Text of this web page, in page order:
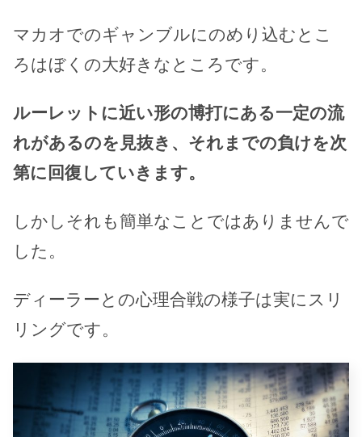
マカオでのギャンブルにのめり込むとこ
ろはぼくの大好きなところです。
ルーレットに近い形の博打にある一定の流
れがあるのを見抜き、それまでの負けを次
第に回復していきます。
しかしそれも簡単なことではありませんで
した。
ディーラーとの心理合戦の様子は実にスリ
リングです。